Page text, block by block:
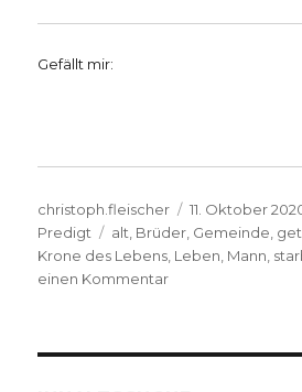
Gefällt mir:
Autor
christoph.fleischer
Veröffentlicht
am
11. Oktober
Predigt
Schlagwörter
alt Brüder Gemeinde
Krone des Lebens Leben Mann
einen Kommentarzu